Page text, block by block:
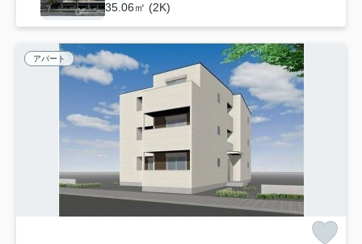
35.06㎡ (2K)
アパート